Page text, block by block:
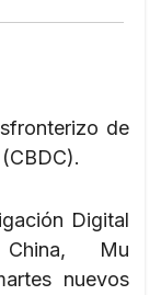
de
Digital
Mu
nuevos